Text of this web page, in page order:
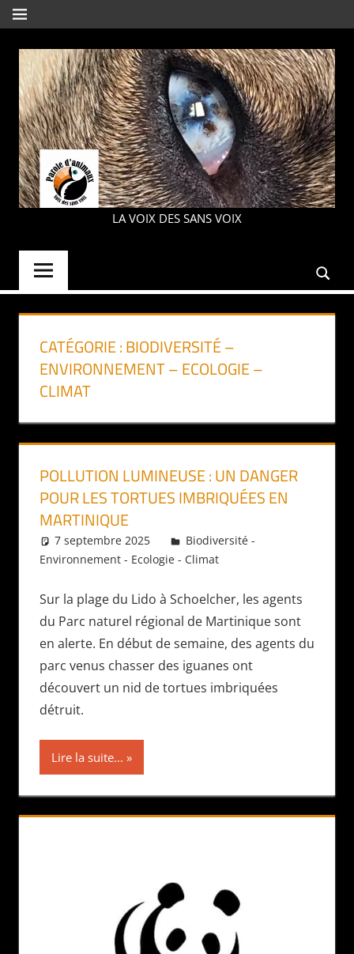
Aller
au
contenu
MENU
PAROLE
LA VOIX DES SANS VOIX
CATÉGORIE :BIODIVERSITÉ –
ENVIRONNEMENT – ECOLOGIE –
CLIMAT
POLLUTION LUMINEUSE : UN DANGER
POUR LES TORTUES IMBRIQUÉES EN
MARTINIQUE
7 septembre 2025 Daniel
Biodiversité -
Environnement - Ecologie - Climat
Sur la plage du Lido à Schoelcher, les agents
du Parc naturel régional de Martinique sont
en alerte. En début de semaine, des agents du
parc venus chasser des iguanes ont
découvert un nid de tortues imbriquées
détruit.
Lire la suite...